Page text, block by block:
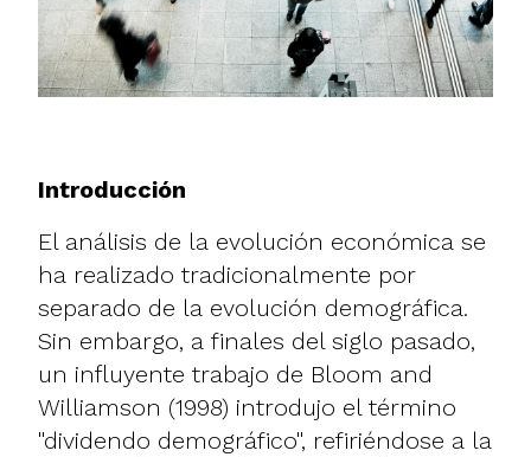
Introducción
El análisis de la evolución económica se
ha realizado tradicionalmente por
separado de la evolución demográfica.
Sin embargo, a finales del siglo pasado,
un influyente trabajo de Bloom and
Williamson (1998) introdujo el término
"dividendo demográfico", refiriéndose a la